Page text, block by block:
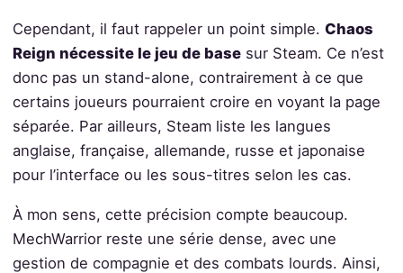
Cependant, il faut rappeler un point simple. Chaos
Reign nécessite le jeu de basesur Steam. Ce n’est
donc pas un stand-alone, contrairement à ce que
certains joueurs pourraient croire en voyant la page
séparée. Par ailleurs, Steam liste les langues
anglaise, française, allemande, russe et japonaise
pour l’interface ou les sous-titres selon les cas.
À mon sens, cette précision compte beaucoup.
MechWarrior reste une série dense, avec une
gestion de compagnie et des combats lourds. Ainsi,